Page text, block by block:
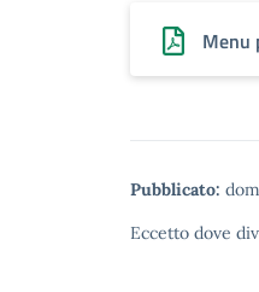
Menu
Pubblicato:
Eccetto dove